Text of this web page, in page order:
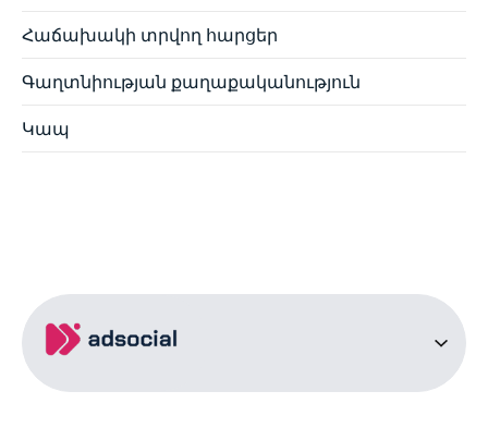
Հաճախակի տրվող հարցեր
Գաղտնիության քաղաքականություն
Կապ